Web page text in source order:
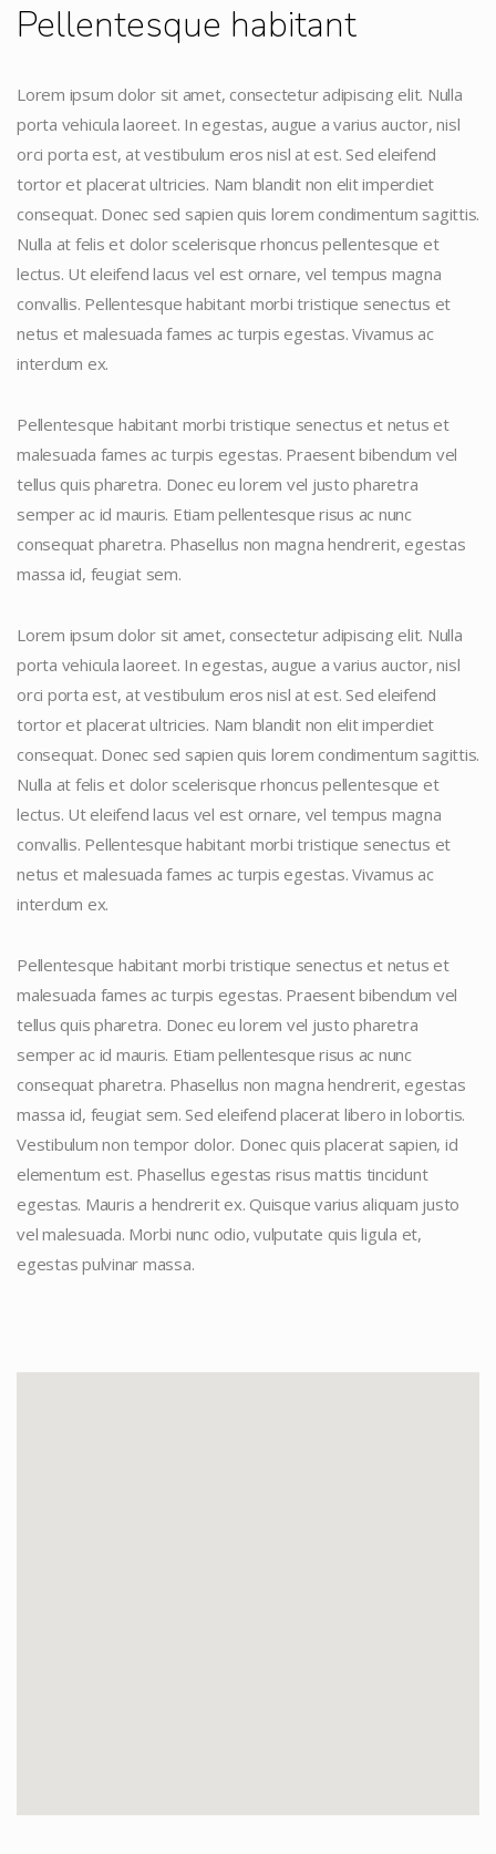
Pellentesque habitant
Lorem ipsum dolor sit amet, consectetur adipiscing elit. Nulla
porta vehicula laoreet. In egestas, augue a varius auctor, nisl
orci porta est, at vestibulum eros nisl at est. Sed eleifend
tortor et placerat ultricies. Nam blandit non elit imperdiet
consequat. Donec sed sapien quis lorem condimentum sagittis.
Nulla at felis et dolor scelerisque rhoncus pellentesque et
lectus. Ut eleifend lacus vel est ornare, vel tempus magna
convallis. Pellentesque habitant morbi tristique senectus et
netus et malesuada fames ac turpis egestas. Vivamus ac
interdum ex.
Pellentesque habitant morbi tristique senectus et netus et
malesuada fames ac turpis egestas. Praesent bibendum vel
tellus quis pharetra. Donec eu lorem vel justo pharetra
semper ac id mauris. Etiam pellentesque risus ac nunc
consequat pharetra. Phasellus non magna hendrerit, egestas
massa id, feugiat sem.
Lorem ipsum dolor sit amet, consectetur adipiscing elit. Nulla
porta vehicula laoreet. In egestas, augue a varius auctor, nisl
orci porta est, at vestibulum eros nisl at est. Sed eleifend
tortor et placerat ultricies. Nam blandit non elit imperdiet
consequat. Donec sed sapien quis lorem condimentum sagittis.
Nulla at felis et dolor scelerisque rhoncus pellentesque et
lectus. Ut eleifend lacus vel est ornare, vel tempus magna
convallis. Pellentesque habitant morbi tristique senectus et
netus et malesuada fames ac turpis egestas. Vivamus ac
interdum ex.
Pellentesque habitant morbi tristique senectus et netus et
malesuada fames ac turpis egestas. Praesent bibendum vel
tellus quis pharetra. Donec eu lorem vel justo pharetra
semper ac id mauris. Etiam pellentesque risus ac nunc
consequat pharetra. Phasellus non magna hendrerit, egestas
massa id, feugiat sem. Sed eleifend placerat libero in lobortis.
Vestibulum non tempor dolor. Donec quis placerat sapien, id
elementum est. Phasellus egestas risus mattis tincidunt
egestas. Mauris a hendrerit ex. Quisque varius aliquam justo
vel malesuada. Morbi nunc odio, vulputate quis ligula et,
egestas pulvinar massa.